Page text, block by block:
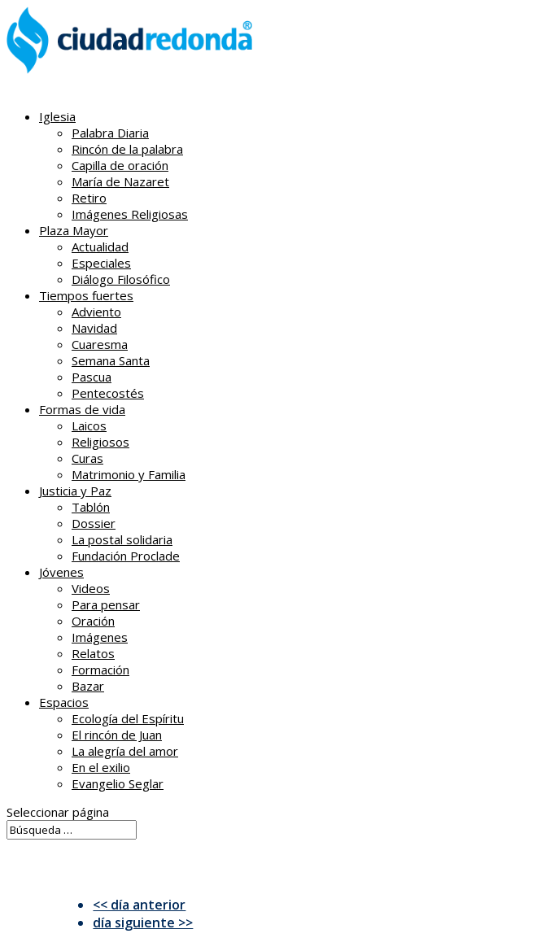
Iglesia
Palabra Diaria
Rincón de la palabra
Capilla de oración
María de Nazaret
Retiro
Imágenes Religiosas
Plaza Mayor
Actualidad
Especiales
Diálogo Filosófico
Tiempos fuertes
Adviento
Navidad
Cuaresma
Semana Santa
Pascua
Pentecostés
Formas de vida
Laicos
Religiosos
Curas
Matrimonio y Familia
Justicia y Paz
Tablón
Dossier
La postal solidaria
Fundación Proclade
Jóvenes
Videos
Para pensar
Oración
Imágenes
Relatos
Formación
Bazar
Espacios
Ecología del Espíritu
El rincón de Juan
La alegría del amor
En el exilio
Evangelio Seglar
Seleccionar página
<< día anterior
día siguiente >>